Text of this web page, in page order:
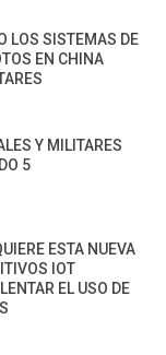
LOS SISTEMAS DE
EN CHINA
Y MILITARES
5
ESTA NUEVA
IOT
EL USO DE